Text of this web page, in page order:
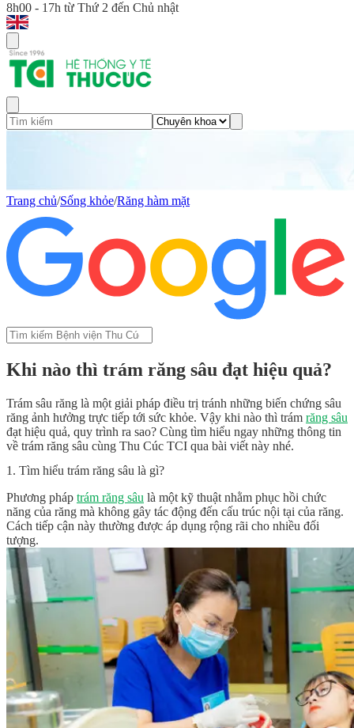
8h00 - 17h từ Thứ 2 đến Chủ nhật
Trang chủ/Sống khỏe/Răng hàm mặt
Khi nào thì trám răng sâu đạt hiệu quả?
Trám sâu răng là một giải pháp điều trị tránh những biến chứng sâu
răng ảnh hưởng trực tiếp tới sức khỏe. Vậy khi nào thì trám răng sâu
đạt hiệu quả, quy trình ra sao? Cùng tìm hiểu ngay những thông tin
về trám răng sâu cùng Thu Cúc TCI qua bài viết này nhé.
1. Tìm hiểu trám răng sâu là gì?
Phương pháp trám răng sâu là một kỹ thuật nhằm phục hồi chức
năng của răng mà không gây tác động đến cấu trúc nội tại của răng.
Cách tiếp cận này thường được áp dụng rộng rãi cho nhiều đối
tượng.